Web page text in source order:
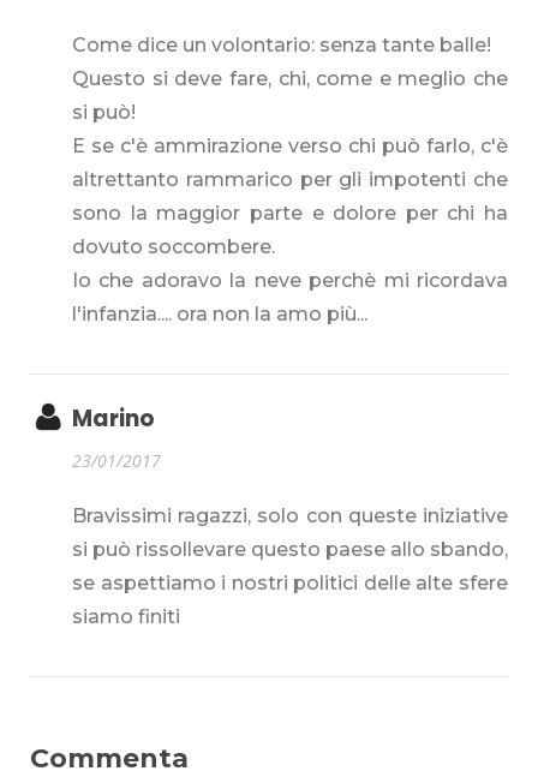
Come dice un volontario: senza tante balle!
Questo si deve fare, chi, come e meglio che
si può!
E se c'è ammirazione verso chi può farlo, c'è
altrettanto rammarico per gli impotenti che
sono la maggior parte e dolore per chi ha
dovuto soccombere.
Io che adoravo la neve perchè mi ricordava
l'infanzia.... ora non la amo più...
Marino
23/01/2017
Bravissimi ragazzi, solo con queste iniziative
si può rissollevare questo paese allo sbando,
se aspettiamo i nostri politici delle alte sfere
siamo finiti
Commenta